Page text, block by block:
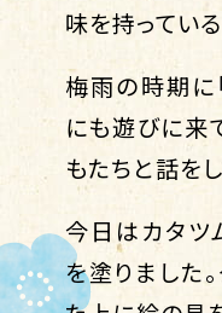
味を持ってい
梅雨の時期に
にも遊びに来
もたちと話を
今日はカタツ
を塗りました